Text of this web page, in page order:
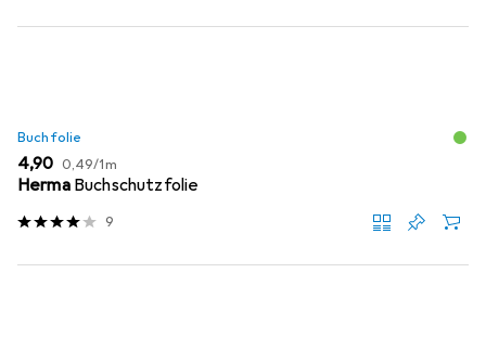
Buchfolie
EUR
4,90 EUR
0,49/1m
Herma Buchschutzfolie
9